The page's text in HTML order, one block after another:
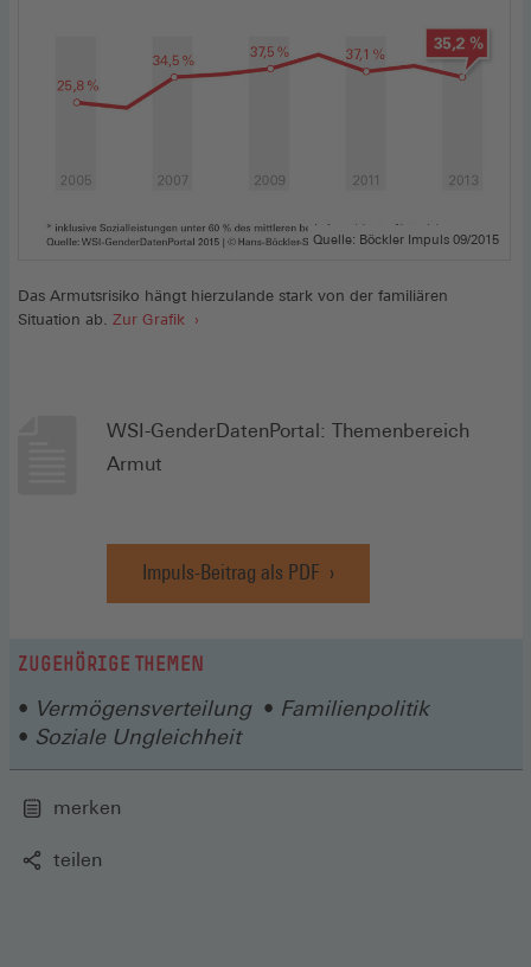
Quelle: Böckler Impuls 09/2015
Das Armutsrisiko hängt hierzulande stark von der familiären
Situation ab. Zur Grafik
WSI-GenderDatenPortal: Themenbereich
Armut
Impuls-Beitrag als PDF
(Öffnet
in
ZUGEHÖRIGE THEMEN
Vermögensverteilung
Familienpolitik
Soziale Ungleichheit
merken
teilen